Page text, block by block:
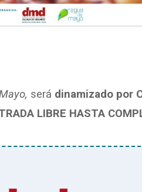
será dinamizado por
LIBRE HASTA